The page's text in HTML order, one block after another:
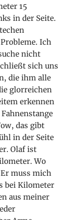
15
in der Seite.
Ich
nicht
sich uns
die ihm alle
glorreichen
erkennen
das gibt
in der Seite
Olaf ist
Wo
muss mich
bei Kilometer
aus meiner